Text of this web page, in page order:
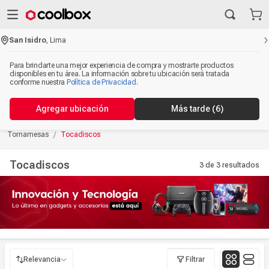
San Isidro ,Lima
Para brindarte una mejor experiencia de compra y mostrarte productos
disponibles en tu área. La información sobre tu ubicación será tratada
conforme nuestra Política de Privacidad .
Agregar ubicación Más tarde (6)
Tornamesas Tocadiscos
Tocadiscos 3 de 3 resultados
Relevancia Filtrar